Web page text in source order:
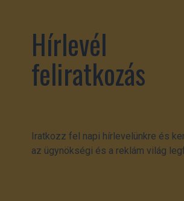
Hírlevél
feliratkozás
Iratkozz fel napi hírlevelünkre és
az ügynökségi és a reklám világ